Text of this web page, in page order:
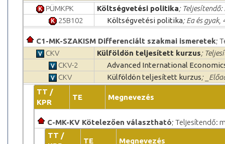
PÜMKPK
Költségvetési politika;
25B102
Költségvetési politika; Ea és
C1-MK-SZAKISM Differenciált szakmai ismeretek;
CKV
Külföldön teljesített kurzus;
CKV-2
Advanced International
CKV
Külföldön teljesített kurzus;
TT /
KPR
TE Megnevezés
C-MK-KV Kötelezően választható; Teljesítendő:
TT /
TE Megnevezés